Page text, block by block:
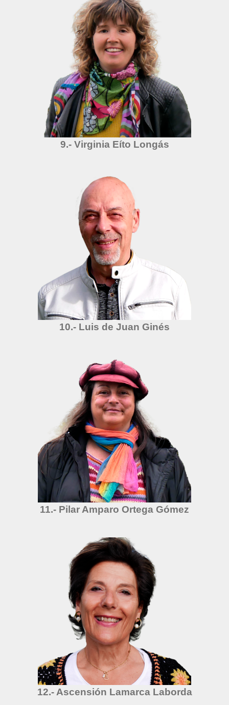
9.- Virginia Eíto Longás
10.- Luis de Juan Ginés
11.- Pilar Amparo Ortega Gómez
12.- Ascensión Lamarca Laborda